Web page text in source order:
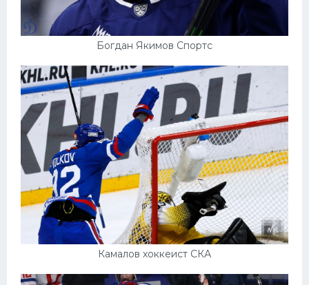
Богдан Якимов Спортс
Камалов хоккеист СКА